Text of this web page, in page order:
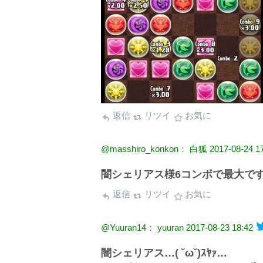
返信 リツイ お気に
@masshiro_konkon： 白狐 2017-08-24
闇シェリアス様6コンボで最大で
返信 リツイ お気に
@Yuuran14： yuuran 2017-08-23 18:42
闇シェリアス…( ˘ω˘)ｽﾔｧ…